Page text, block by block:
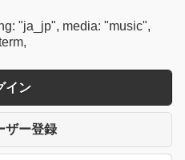
"ja_jp", media: "music",
イン
ザー登録